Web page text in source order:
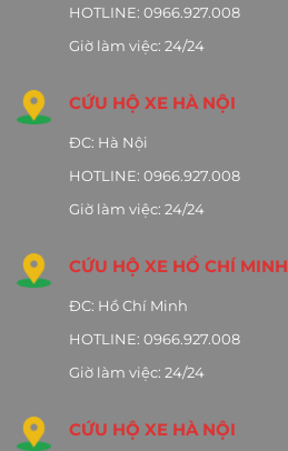
HOTLINE: 0966.927.008
Giờ làm việc: 24/24
CỨU HỘ XE HÀ NỘI
ĐC: Hà Nội
HOTLINE: 0966.927.008
Giờ làm việc: 24/24
CỨU HỘ XE HỒ CHÍ MINH
ĐC: Hồ Chí Minh
HOTLINE: 0966.927.008
Giờ làm việc: 24/24
CỨU HỘ XE HÀ NỘI